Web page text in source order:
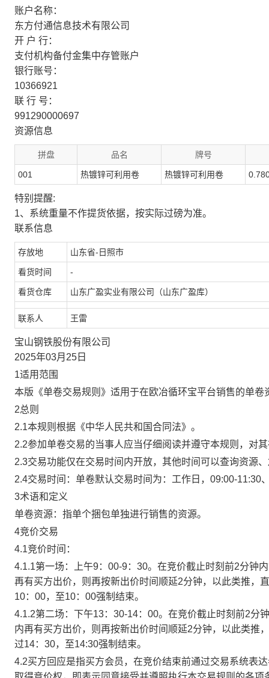
账户名称：
东方付通信息技术有限公司
开 户 行：
支付机构备付金集中存管账户
银行账号：
10366921
联 行 号：
991290000697
资源信息
拼盘 品名 牌号
001 热镀锌可利用卷 热镀锌可利用卷
特别提醒:
1、系统重量不作提货依据，按实际过磅为准。
联系信息
存放地 山东省-日照市
看货时间 -
看货仓库 山东广盈实业有限公司（山东广盈库）
联系人 王雷
宝山钢铁股份有限公司
2025年03月25日
1适用范围
本版《单卷交易规则》适用于在欧冶循环宝平台销售的单卷
2总则
2.1本规则根据《中华人民共和国合同法》。
2.2参加单卷交易的当事人应当仔细阅读并遵守本规则，对
2.3交易功能仅在交易时间内开放，其他时间可以查询资源
2.4交易时间：单卷默认交易时间为：工作日，09:00-11:30
3术语和定义
单卷资源：指单个捆包单独进行销售的资源。
4竞价交易
4.1竞价时间：
4.1.1第一场：上午9：00-9：30。在竞价截止时刻前2分钟
再有买方出价，则再按新出价时间顺延2分钟，以此类推，
10：00，至10：00强制结束。
4.1.2第二场：下午13：30-14：00。在竞价截止时刻前2分
内再有买方出价，则再按新出价时间顺延2分钟，以此类推
过14：30，至14:30强制结束。
4.2买方回应是指买方会员，在竞价结束前通过交易系统表